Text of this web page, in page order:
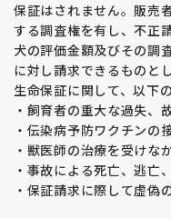
保証はされません。販売
する調査権を有し、不正
犬の評価金額及びその調
に対し請求できるものとし
生命保証に関して、以下
・飼育者の重大な過失、
・伝染病予防ワクチンの
・獣医師の治療を受けな
・事故による死亡、逃亡
・保証請求に際して虚偽